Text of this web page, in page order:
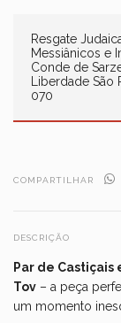
Resgate
Messiânicos e
Conde de
Liberdade São
070
COMPARTILHAR
DESCRIÇÃO
Par de Castiçais
Tov – a peça
um momento